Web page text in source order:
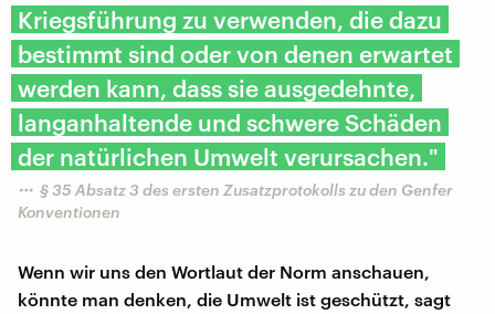
Kriegsführung zu verwenden, die dazu
bestimmt sind oder von denen erwartet
werden kann, dass sie ausgedehnte,
langanhaltende und schwere Schäden
der natürlichen Umwelt verursachen."
§ 35 Absatz 3 des ersten Zusatzprotokolls zu den Genfer
Konventionen
Wenn wir uns den Wortlaut der Norm anschauen,
könnte man denken, die Umwelt ist geschützt, sagt